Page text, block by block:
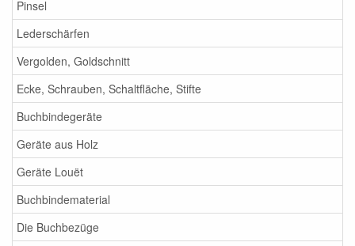
Pinsel
Lederschärfen
Vergolden, Goldschnitt
Ecke, Schrauben, Schaltfläche, Stifte
Buchbindegeräte
Geräte aus Holz
Geräte Louët
Buchbindematerial
Die Buchbezüge